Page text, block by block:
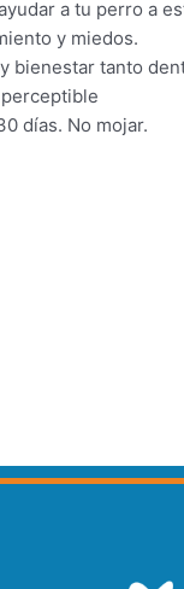
a tu perro a
y miedos.
bienestar tanto
días. No mojar.